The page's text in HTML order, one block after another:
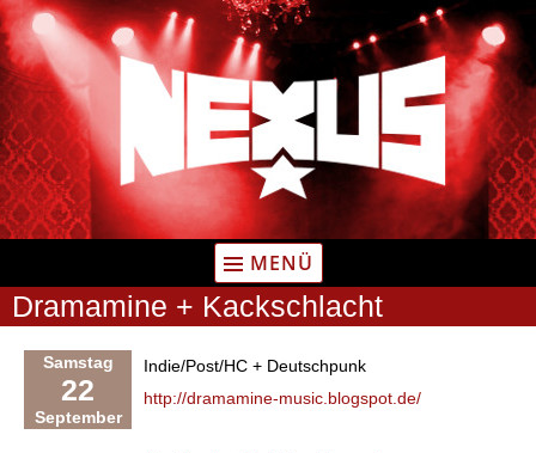
Zum
Inhalt
springen
MENÜ
Dramamine + Kackschlacht
Samstag
22
September
Indie/Post/HC + Deutschpunk
http://dramamine-music.blogspot.de/